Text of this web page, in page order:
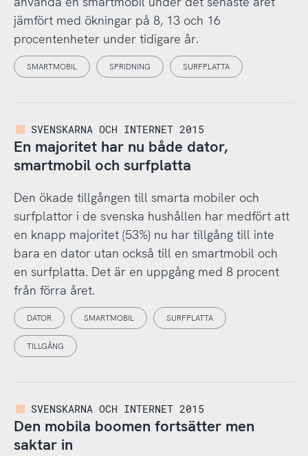
jämfört med ökningar på 8, 13 och 16
procentenheter under tidigare år.
SMARTMOBIL SPRIDNING SURFPLATTA
SVENSKARNA OCH INTERNET 2015
En majoritet har nu både dator,
smartmobil och surfplatta
Den ökade tillgången till smarta mobiler och
surfplattor i de svenska hushållen har medfört att
en knapp majoritet (53%) nu har tillgång till inte
bara en dator utan också till en smartmobil och
en surfplatta. Det är en uppgång med 8 procent
från förra året.
DATOR SMARTMOBIL SURFPLATTA
TILLGÅNG
SVENSKARNA OCH INTERNET 2015
Den mobila boomen fortsätter men
saktar in